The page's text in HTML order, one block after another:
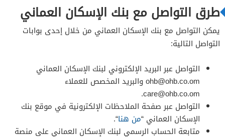
طرق التواصل مع بنك الإسكان العماني
يمكن التواصل مع بنك الإسكان العماني من خلال إحدى بوابات
التواصل التالية:
التواصل عبر البريد الإلكتروني لبنك الإسكان العماني
ohb@ohb.co.omوالبريد المخصص للعملاء
care@ohb.co.om
.
التواصل عبر صفحة الملاحظات الإلكترونية في موقع بنك
الإسكان العماني “من هنا“.
متابعة الحساب الرسمي لبنك الإسكان العماني على منصة